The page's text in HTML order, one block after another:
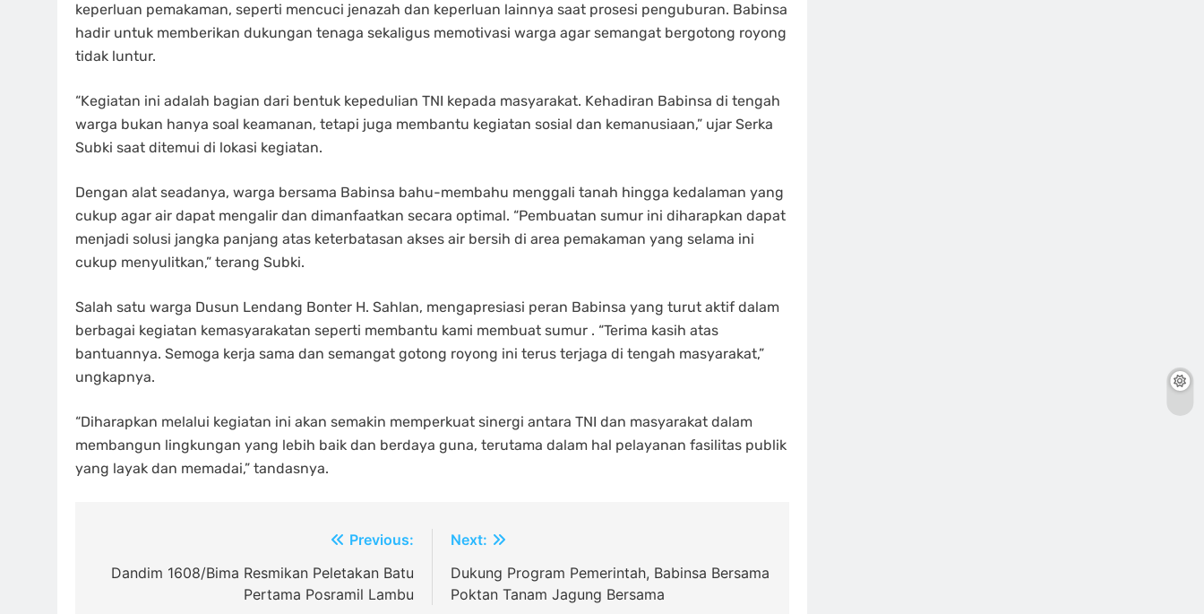
keperluan pemakaman, seperti mencuci jenazah dan keperluan lainnya saat prosesi penguburan. Babinsa
hadir untuk memberikan dukungan tenaga sekaligus memotivasi warga agar semangat bergotong royong
tidak luntur.
“Kegiatan ini adalah bagian dari bentuk kepedulian TNI kepada masyarakat. Kehadiran Babinsa di tengah
warga bukan hanya soal keamanan, tetapi juga membantu kegiatan sosial dan kemanusiaan,” ujar Serka
Subki saat ditemui di lokasi kegiatan.
Dengan alat seadanya, warga bersama Babinsa bahu-membahu menggali tanah hingga kedalaman yang
cukup agar air dapat mengalir dan dimanfaatkan secara optimal. “Pembuatan sumur ini diharapkan dapat
menjadi solusi jangka panjang atas keterbatasan akses air bersih di area pemakaman yang selama ini
cukup menyulitkan,” terang Subki.
Salah satu warga Dusun Lendang Bonter H. Sahlan, mengapresiasi peran Babinsa yang turut aktif dalam
berbagai kegiatan kemasyarakatan seperti membantu kami membuat sumur . “Terima kasih atas
bantuannya. Semoga kerja sama dan semangat gotong royong ini terus terjaga di tengah masyarakat,”
ungkapnya.
“Diharapkan melalui kegiatan ini akan semakin memperkuat sinergi antara TNI dan masyarakat dalam
membangun lingkungan yang lebih baik dan berdaya guna, terutama dalam hal pelayanan fasilitas publik
yang layak dan memadai,” tandasnya.
pos
Previous:
Dandim 1608/Bima Resmikan Peletakan Batu
Pertama Posramil Lambu
Next:
Dukung Program Pemerintah, Babinsa Bersama
Poktan Tanam Jagung Bersama